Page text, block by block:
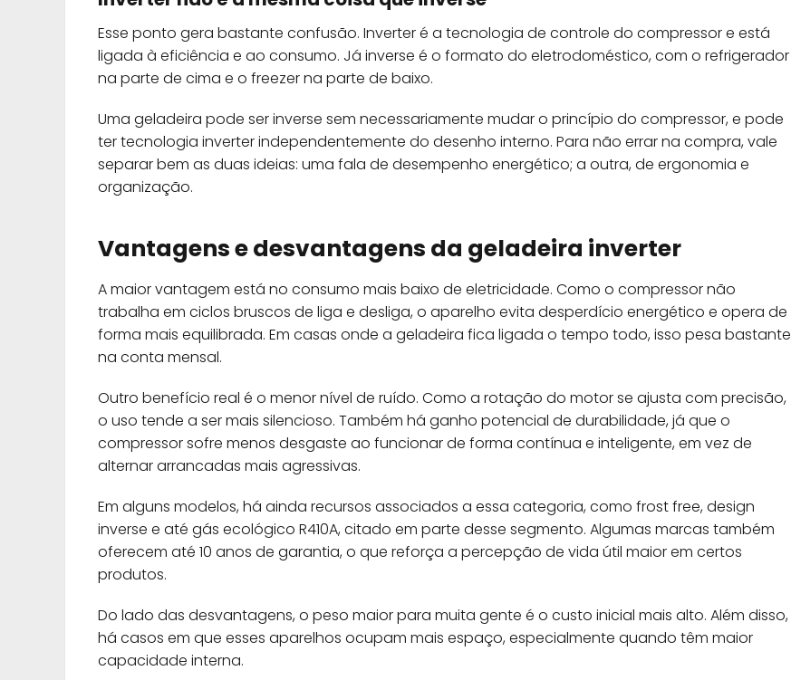
Esse ponto gera bastante confusão. Inverter é a tecnologia de controle do compressor e está
ligada à eficiência e ao consumo. Já inverse é o formato do eletrodoméstico, com o refrigerador
na parte de cima e o freezer na parte de baixo.
Uma geladeira pode ser inverse sem necessariamente mudar o princípio do compressor, e pode
ter tecnologia inverter independentemente do desenho interno. Para não errar na compra, vale
separar bem as duas ideias: uma fala de desempenho energético; a outra, de ergonomia e
organização.
Vantagens e desvantagens da geladeira inverter
A maior vantagem está no consumo mais baixo de eletricidade. Como o compressor não
trabalha em ciclos bruscos de liga e desliga, o aparelho evita desperdício energético e opera de
forma mais equilibrada. Em casas onde a geladeira fica ligada o tempo todo, isso pesa bastante
na conta mensal.
Outro benefício real é o menor nível de ruído. Como a rotação do motor se ajusta com precisão,
o uso tende a ser mais silencioso. Também há ganho potencial de durabilidade, já que o
compressor sofre menos desgaste ao funcionar de forma contínua e inteligente, em vez de
alternar arrancadas mais agressivas.
Em alguns modelos, há ainda recursos associados a essa categoria, como frost free, design
inverse e até gás ecológico R410A, citado em parte desse segmento. Algumas marcas também
oferecem até 10 anos de garantia, o que reforça a percepção de vida útil maior em certos
produtos.
Do lado das desvantagens, o peso maior para muita gente é o custo inicial mais alto. Além disso,
há casos em que esses aparelhos ocupam mais espaço, especialmente quando têm maior
capacidade interna.